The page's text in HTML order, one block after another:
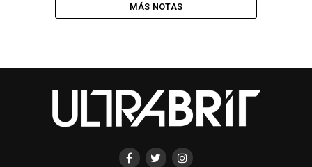
MÁS NOTAS